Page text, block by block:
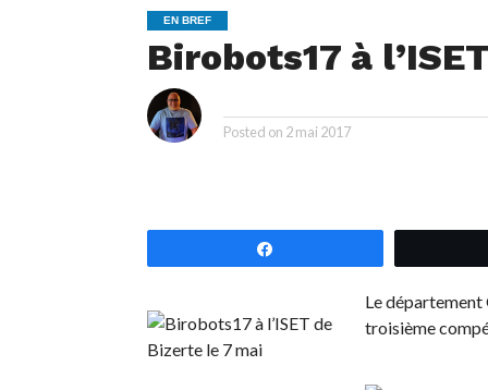
EN BREF
Birobots17 à
Posted on 2 mai 2017
Le département
troisième